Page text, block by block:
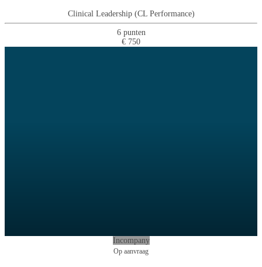
Clinical Leadership (CL Performance)
6 punten
€ 750
Incompany
Op aanvraag